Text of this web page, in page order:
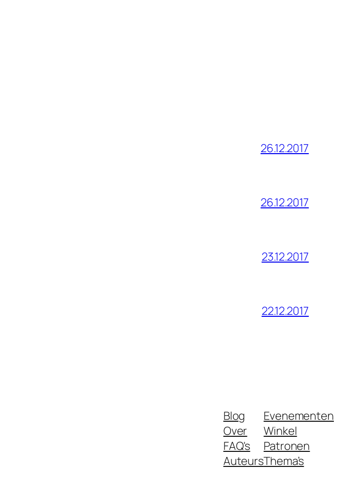
26.12.2017
26.12.2017
23.12.2017
22.12.2017
Blog
Over
FAQ's
Auteurs
Evenementen
Winkel
Patronen
Thema’s